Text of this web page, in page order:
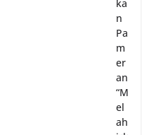
ka
n
Pa
m
er
an
“M
el
ah